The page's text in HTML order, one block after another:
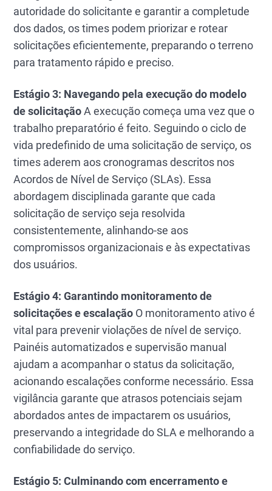
autoridade do solicitante e garantir a completude
dos dados, os times podem priorizar e rotear
solicitações eficientemente, preparando o terreno
para tratamento rápido e preciso.
Estágio 3: Navegando pela execução do modelo
de solicitaçãoA execução começa uma vez que o
trabalho preparatório é feito. Seguindo o ciclo de
vida predefinido de uma solicitação de serviço, os
times aderem aos cronogramas descritos nos
Acordos de Nível de Serviço (SLAs). Essa
abordagem disciplinada garante que cada
solicitação de serviço seja resolvida
consistentemente, alinhando-se aos
compromissos organizacionais e às expectativas
dos usuários.
Estágio 4: Garantindo monitoramento de
solicitações e escalação O monitoramento ativo é
vital para prevenir violações de nível de serviço.
Painéis automatizados e supervisão manual
ajudam a acompanhar o status da solicitação,
acionando escalações conforme necessário. Essa
vigilância garante que atrasos potenciais sejam
abordados antes de impactarem os usuários,
preservando a integridade do SLA e melhorando a
confiabilidade do serviço.
Estágio 5: Culminando com encerramento e